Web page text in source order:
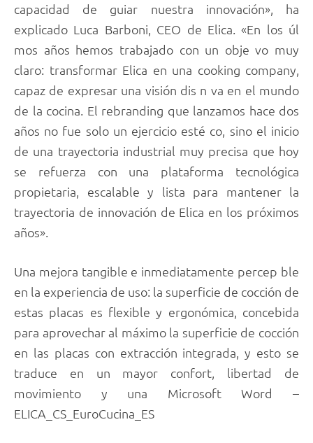
capacidad de guiar nuestra innovación», ha
explicado Luca Barboni, CEO de Elica. «En los úl
mos años hemos trabajado con un obje vo muy
claro: transformar Elica en una cooking company,
capaz de expresar una visión dis n va en el mundo
de la cocina. El rebranding que lanzamos hace dos
años no fue solo un ejercicio esté co, sino el inicio
de una trayectoria industrial muy precisa que hoy
se refuerza con una plataforma tecnológica
propietaria, escalable y lista para mantener la
trayectoria de innovación de Elica en los próximos
años».
Una mejora tangible e inmediatamente percep ble
en la experiencia de uso: la superficie de cocción de
estas placas es flexible y ergonómica, concebida
para aprovechar al máximo la superficie de cocción
en las placas con extracción integrada, y esto se
traduce en un mayor confort, libertad de
movimiento y una Microsoft Word –
ELICA_CS_EuroCucina_ES